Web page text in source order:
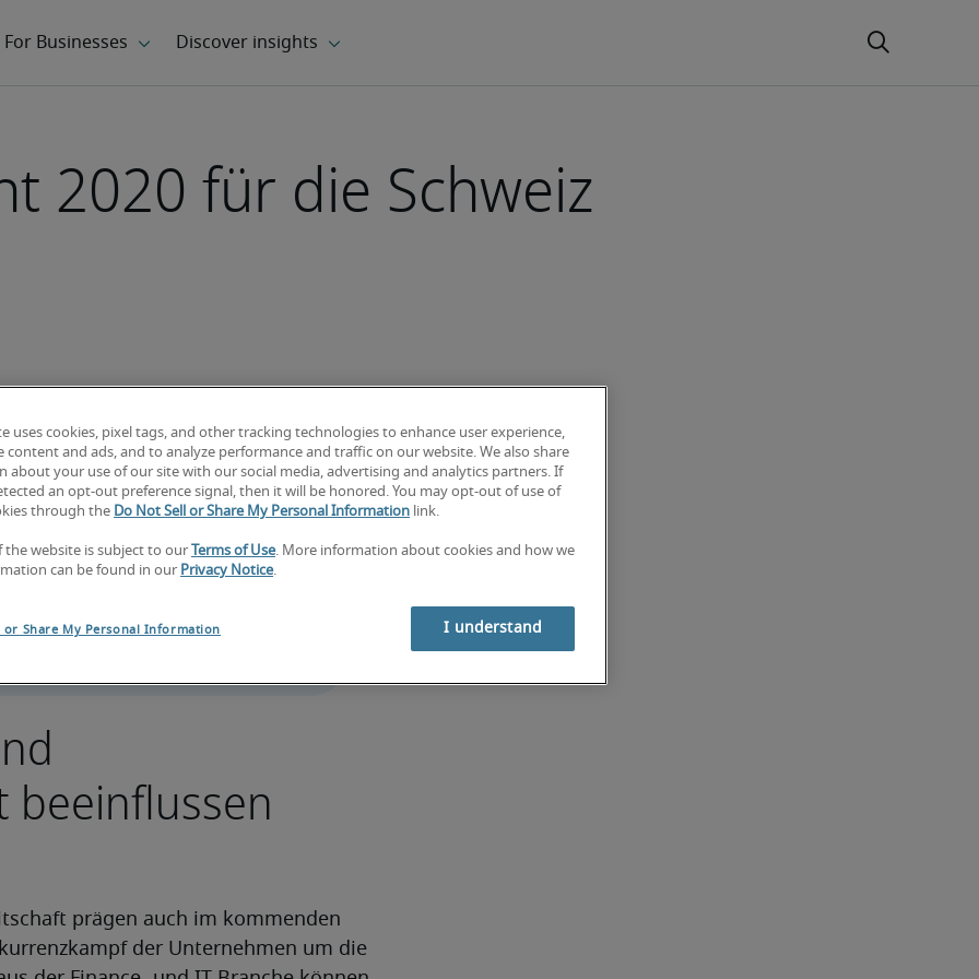
2020 für die Schweiz
is only available in
beeinflussen
prägen auch im kommenden
der Unternehmen um die
uses cookies, pixel tags, and other tracking technologies to enhance user experience,
content and ads, and to analyze performance and traffic on our website. We also share
about your use of our site with our social media, advertising and analytics partners. If
an opt-out preference signal, then it will be honored. You may opt-out of use of
through the Do Not Sell or Share My Personal Information link.
the website is subject to our Terms of Use. More information about cookies and how we
can be found in our Privacy Notice.
or Share My Personal Information I understand